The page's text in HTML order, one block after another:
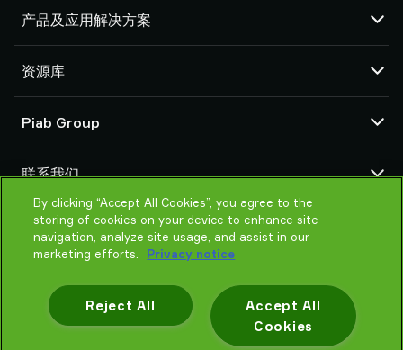
产品及应用解决方案
吸盘和软爪
机器人臂端工具 (EOAT) 部件
机器人和 Cobot 抓取解决方案
系统和解决方案配件
粉末和大颗粒物品真空输送机
资源库
产品在线配置
货物销售通用条款
隐私声明
Piab Group
组织结构
行为准则
Piab 新闻
联系我们
联系我们
找寻Piab 伙伴
常见问题
By clicking “Accept All Cookies”, you agree to the
storing of cookies on your device to enhance site
navigation, analyze site usage, and assist in our
marketing efforts.
Privacy notice
Accept All
Cookies
Reject All